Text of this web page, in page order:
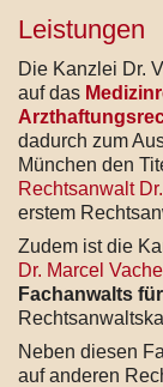
Leistungen
Die Kanzlei Dr.
auf das
dadurch zum
München den
Rechtsanwalt
erstem
Zudem ist die
Dr. Marcel
Fachanwalts
Neben diesen
auf anderen